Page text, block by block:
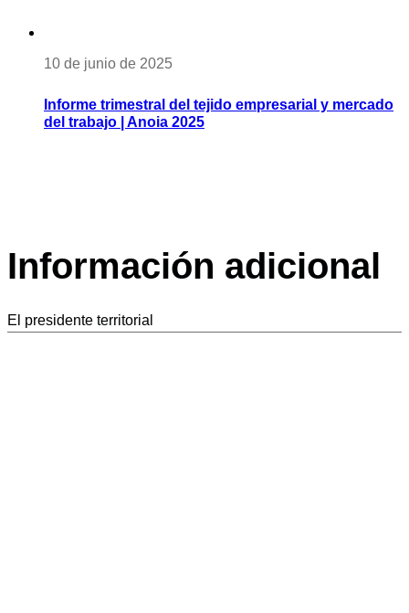
10 de junio de 2025
Informe trimestral del tejido empresarial y mercado
del trabajo | Anoia 2025
Información adicional
El presidente territorial